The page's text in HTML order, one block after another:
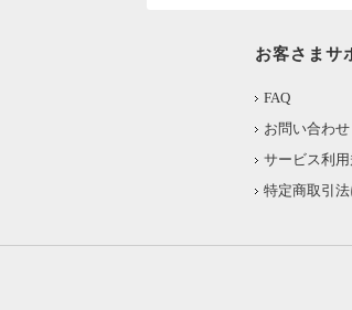
お客さまサ
FAQ
お問い合わせ
サービス利用
特定商取引